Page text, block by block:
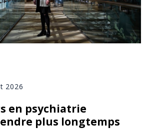
2026
en psychiatrie
plus longtemps